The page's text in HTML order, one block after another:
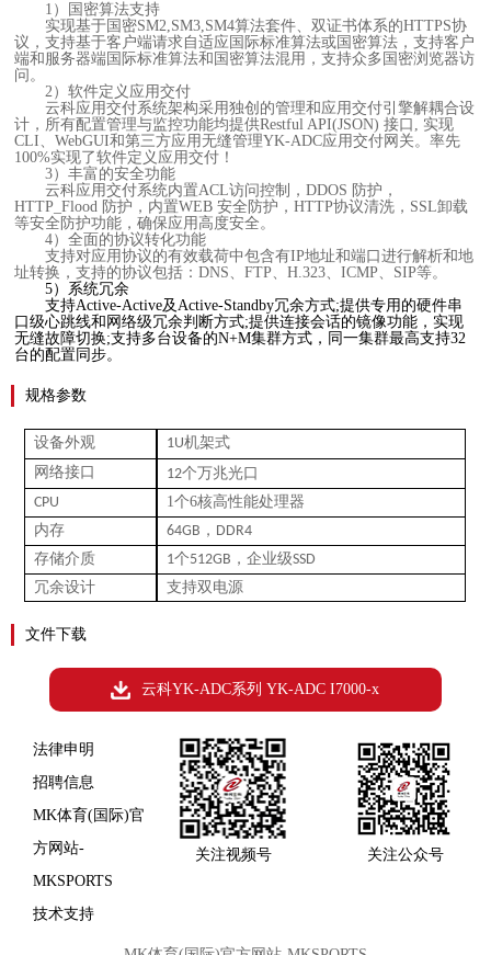
1）
国密算法支持
实现基于国密SM2,SM3,SM4算法套件、双证书体系的HTTPS协
议，支持基于客户端请求自适应国际标准算法或国密算法，支持客户
端和服务器端国际标准算法和国密算法混用，支持众多国密浏览器访
问。
2）软件定义应用交付
云科应用交付系统架构采用独创的管理和应用交付引擎解耦合设
计，所有配置管理与监控功能均提供Restful API(JSON) 接口, 实现
CLI、WebGUI和第三方应用无缝管理YK-ADC应用交付网关。率先
100%实现了软件定义应用交付！
3）丰富的安全功能
云科应用交付系统内置ACL访问控制，DDOS 防护，
HTTP_Flood 防护，内置WEB 安全防护，HTTP协议清洗，SSL卸载
等安全防护功能，确保应用高度安全。
4）全面的协议转化功能
支持对应用协议的有效载荷中包含有IP地址和端口进行解析和地
址转换，支持的协议包括：DNS、FTP、H.323、ICMP、SIP等。
5） 系统冗余
支持Active-Active及Active-Standby冗余方式;提供专用的硬件串
口级心跳线和网络级冗余判断方式;提供连接会话的镜像功能，实现
无缝故障切换;支持多台设备的N+M集群方式，同一集群最高支持32
台的配置同步。
规格参数
设备外观 1U机架式
网络接口
12个万兆光口
CPU
1个6核高性能处理器
内存
64GB ， DDR4
存储介质
1个512GB ，企业级SSD
冗余设计
支持双电源
文件下载
云科YK-ADC系列 YK-ADC I7000-x
法律申明
招聘信息
MK体育(国际)官
方网站-
MKSPORTS
技术支持
关注视频号 关注公众号